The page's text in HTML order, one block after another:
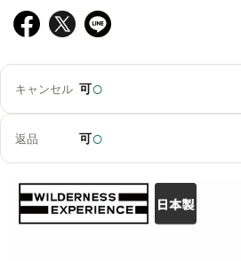
キャンセル 可○
返品 可○